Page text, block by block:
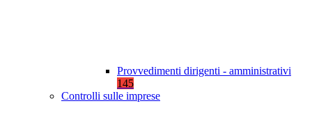
Provvedimenti dirigenti - amministrativi
145
Controlli sulle imprese